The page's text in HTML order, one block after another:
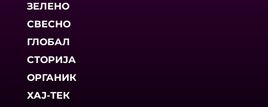
ЗЕЛЕНО
СВЕСНО
ГЛОБАЛ
СТОРИЈА
ОРГАНИК
ХАЈ-ТЕК